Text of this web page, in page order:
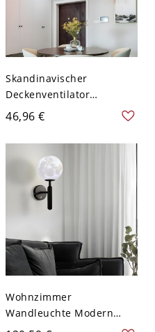
Skandinavischer
Deckenventilator
(Deckenmontage) mit
dimmbarem LED-Licht
und leisem Luftstrom -
110V-120V Gelb
46,96 €
Wohnzimmer
Wandleuchte Modern
Metall Glas Wandmontage